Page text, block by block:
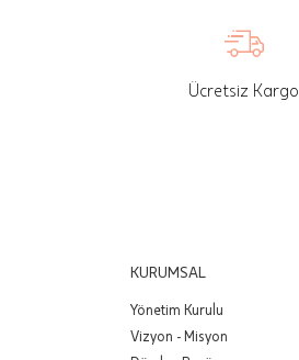
Ücretsiz Kargo
KURUMSAL
Yönetim Kurulu
Vizyon - Misyon